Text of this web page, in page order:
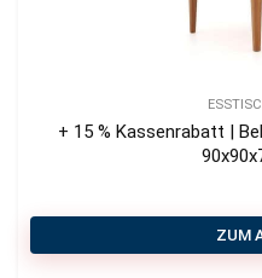
+ 15 % Kassenrabatt |
ZUM